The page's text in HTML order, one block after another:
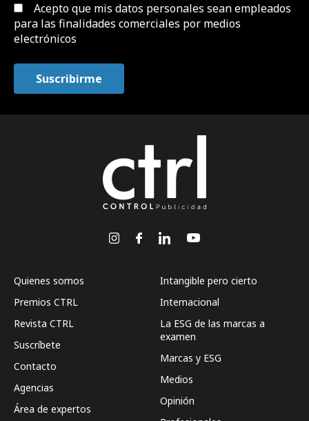
Acepto que mis datos personales sean empleados
para las finalidades comerciales por medios
electrónicos
Quienes somos
Premios CTRL
Revista CTRL
Suscríbete
Contacto
Agencias
Área de expertos
Intangible pero cierto
Internacional
La ESG de las marcas a
examen
Marcas y ESG
Medios
Opinión